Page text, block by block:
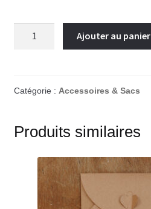
Ajouter au panier
Catégorie : Accessoires & Sacs
Produits similaires